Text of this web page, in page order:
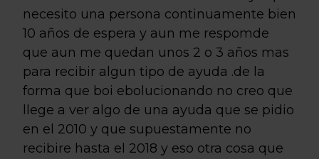
necesito una persona continuamente bien
10 años de espera y aun me respomde
que aun me quedan unos 2 o 3 años mas
para recibir algun tipo de ayuda .de la
forma que boi ebolucionando no creo que
llege a ver algo de una ayuda que se pidio
en el 2010 y que supuestamente no
recibire hasta el 2018 y eso otra cosa que